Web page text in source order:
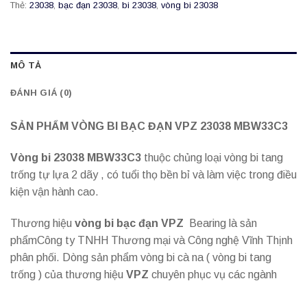
Thẻ: 23038, bạc đạn 23038, bi 23038, vòng bi 23038
MÔ TẢ
ĐÁNH GIÁ (0)
SẢN PHẨM VÒNG BI BẠC ĐẠN VPZ 23038 MBW33C3
Vòng bi 23038 MBW33C3 thuộc chủng loại vòng bi tang
trống tự lựa 2 dãy , có tuổi thọ bền bỉ và làm việc trong điều
kiện vận hành cao.
Thương hiệu vòng bi bạc đạn VPZ Bearing là sản
phẩmCông ty TNHH Thương mại và Công nghệ Vĩnh Thịnh
phân phối. Dòng sản phẩm vòng bi cà na ( vòng bi tang
trống ) của thương hiệu VPZ chuyên phục vụ các ngành